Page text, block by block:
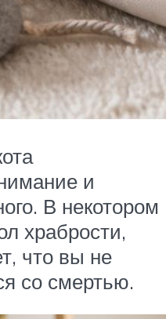
и
В некотором
храбрости,
что вы не
со смертью.